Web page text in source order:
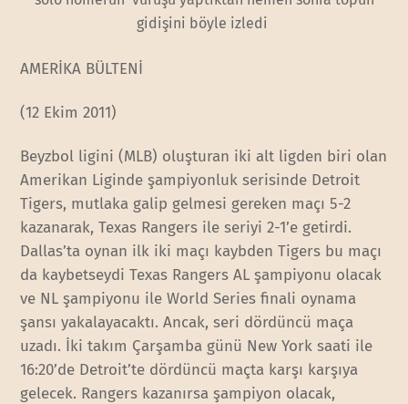
gidişini böyle izledi
AMERİKA BÜLTENİ
(12 Ekim 2011)
Beyzbol ligini (MLB) oluşturan iki alt ligden biri olan
Amerikan Liginde şampiyonluk serisinde Detroit
Tigers, mutlaka galip gelmesi gereken maçı 5-2
kazanarak, Texas Rangers ile seriyi 2-1’e getirdi.
Dallas’ta oynan ilk iki maçı kaybden Tigers bu maçı
da kaybetseydi Texas Rangers AL şampiyonu olacak
ve NL şampiyonu ile World Series finali oynama
şansı yakalayacaktı. Ancak, seri dördüncü maça
uzadı. İki takım Çarşamba günü New York saati ile
16:20’de Detroit’te dördüncü maçta karşı karşıya
gelecek. Rangers kazanırsa şampiyon olacak,